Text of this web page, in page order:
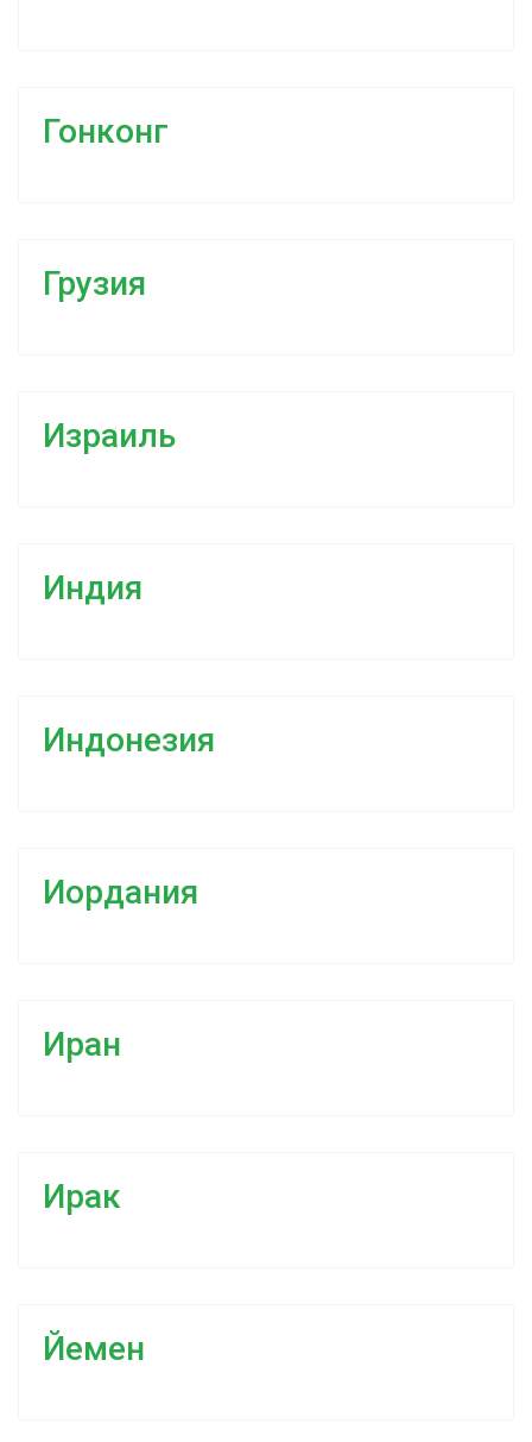
Гонконг
Грузия
Израиль
Индия
Индонезия
Иордания
Иран
Ирак
Йемен